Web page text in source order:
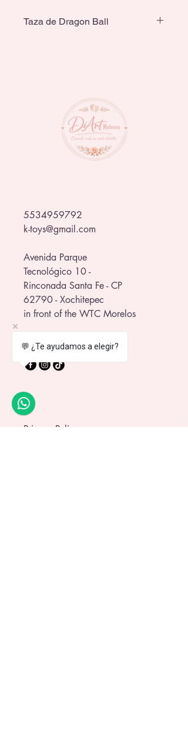
Taza de Dragon Ball
5534959792
k-toys@gmail.com
Avenida Parque
Tecnológico 10 -
Rinconada Santa Fe - CP
62790 - Xochitepec
in front of the WTC Morelos
Privacy Policy
💬 ¿Te ayudamos a elegir?